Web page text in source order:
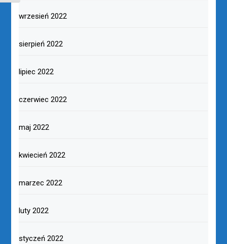
wrzesień 2022
sierpień 2022
lipiec 2022
czerwiec 2022
maj 2022
kwiecień 2022
marzec 2022
luty 2022
styczeń 2022